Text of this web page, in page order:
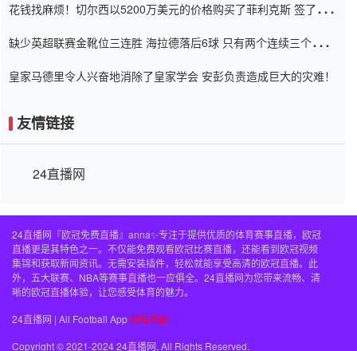
花钱找麻烦！切尔西以5200万美元的价格购买了菲利克斯 签了7年
缺少英超联赛金靴位三连胜 海拉德落后6球 只有两个连续三个连续
皇家马德里令人兴奋地消除了皇家学会 安彭负责造成巨大的灾难！
友情链接
24直播网
24直播网『欧冠免费直播』anna✨专注于提供优质的体育赛事直播，欧冠
直播更是其特色之一。不仅能免费观看欧冠比赛直播，还能看到欧冠视频
集锦和获取新闻资讯。无需安装插件，轻松就能享受高清的欧冠直播。此
外，五大联赛、NBA等赛事直播也一应俱全。24直播网为您带来流畅、清
晰的欧冠直播体验，让您感受体育的魅力。
24直播网 | All Football App 网站地图
Copyright © 2021-2024 24直播网. All Rights Reserved.